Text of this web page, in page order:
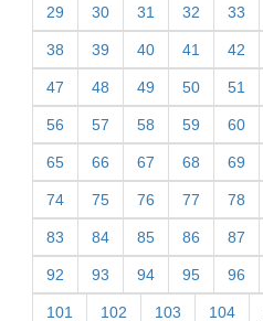
29 30 31 32 33
38 39 40 41 42
47 48 49 50 51
56 57 58 59 60
65 66 67 68 69
74 75 76 77 78
83 84 85 86 87
92 93 94 95 96
101 102 103 104